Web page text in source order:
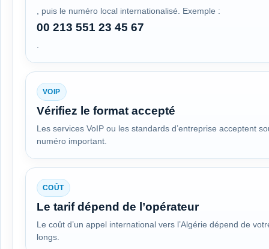
, puis le numéro local internationalisé. Exemple :
00 213 551 23 45 67
VOIP
Vérifiez le format accepté
Les services VoIP ou les standards d’entreprise acceptent
numéro important.
COÛT
Le tarif dépend de l’opérateur
Le coût d’un appel international vers l’Algérie dépend de
longs.